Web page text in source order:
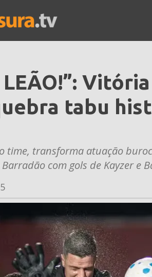
LEÃO!”:
tabu
time, transforma atuação
com gols de Kayzer e